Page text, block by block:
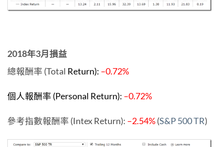
2018年3月損益
總報酬率 (Total Return): –0.72%
個人報酬率 (Personal Return): –0.72%
參考指數報酬率 (Intex Return): –2.54%(S&P 500 TR)